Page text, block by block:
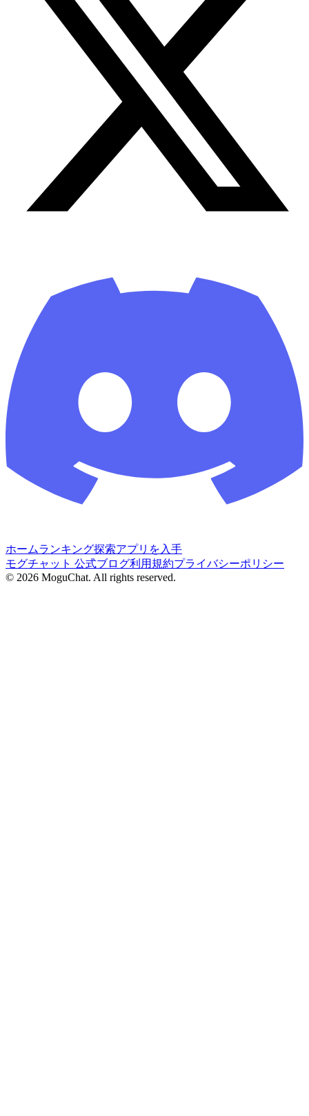
ホームランキング探索アプリを入手
モグチャット 公式ブログ利用規約プライバシーポリシー
© 2026 MoguChat. All rights reserved.